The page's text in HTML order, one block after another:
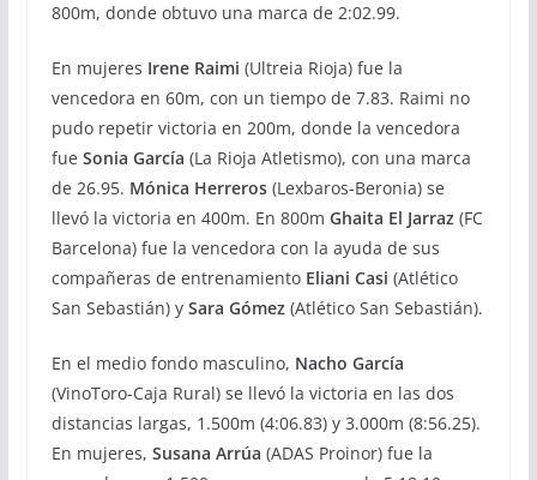
800m, donde obtuvo una marca de 2:02.99.
En mujeres Irene Raimi (Ultreia Rioja) fue la
vencedora en 60m, con un tiempo de 7.83. Raimi no
pudo repetir victoria en 200m, donde la vencedora
fue Sonia García (La Rioja Atletismo), con una marca
de 26.95. Mónica Herreros(Lexbaros-Beronia) se
llevó la victoria en 400m. En 800m Ghaita El Jarraz(FC
Barcelona) fue la vencedora con la ayuda de sus
compañeras de entrenamiento Eliani Casi (Atlético
San Sebastián) y Sara Gómez(Atlético San Sebastián).
En el medio fondo masculino, Nacho García
(VinoToro-Caja Rural) se llevó la victoria en las dos
distancias largas, 1.500m (4:06.83) y 3.000m (8:56.25).
En mujeres, Susana Arrúa (ADAS Proinor) fue la